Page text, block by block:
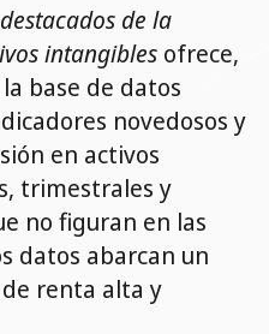
de la
intangibles ofrece,
base de datos
novedosos y
en activos
trimestrales y
no figuran en las
datos abarcan un
renta alta y